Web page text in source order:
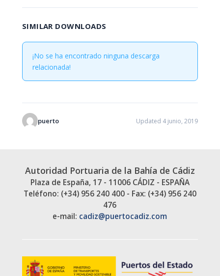
SIMILAR DOWNLOADS
¡No se ha encontrado ninguna descarga
relacionada!
puerto Updated 4 junio, 2019
Autoridad Portuaria de la Bahía de Cádiz
Plaza de España, 17 - 11006 CÁDIZ - ESPAÑA
Teléfono: (+34) 956 240 400 - Fax: (+34) 956 240
476
e-mail: cadiz@puertocadiz.com